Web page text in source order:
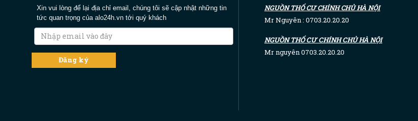
Xin vui lòng để lại địa chỉ email, chúng tôi sẽ cập nhật những tin
tức quan trọng của alo24h.vn tới quý khách
NGUỒN THỔ CƯ CHÍNH CHỦ HÀ NỘI
Mr Nguyên : 0703.20.20.20
NGUỒN THỔ CƯ CHÍNH CHỦ HÀ NỘI
Mr nguyên 0703.20.20.20